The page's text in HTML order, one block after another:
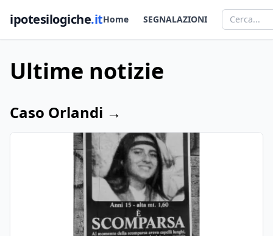
ipotesilogiche.itHome SEGNALAZIONI
Ultime notizie
Caso Orlandi →